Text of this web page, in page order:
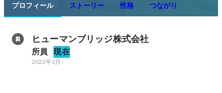
プロフィール ストーリー 性格 つながり
ヒューマンブリッジ株式会社
所員 現在
2022年1月 -